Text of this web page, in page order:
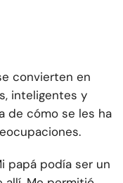
convierten en
inteligentes y
de cómo se les ha
papá podía ser un